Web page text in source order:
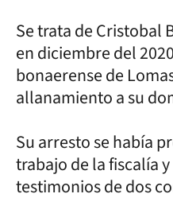
Se trata de Cristobal
en diciembre del
bonaerense de
allanamiento a su
Su arresto se había
trabajo de la fiscalía
testimonios de dos